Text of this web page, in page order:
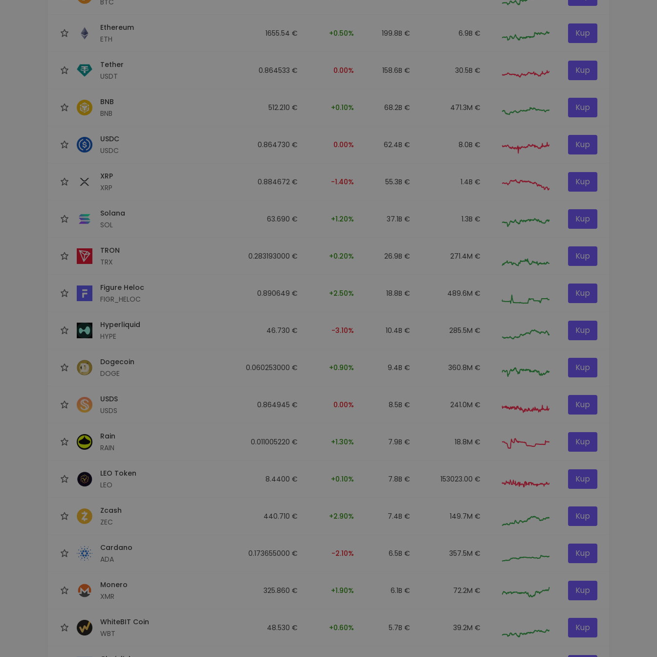
Ethereum
ETH
1655.54 € +0.50% 199.8B € 6.9B € Kup
Tether
USDT
0.864533 € 0.00% 158.6B € 30.5B € Kup
BNB
BNB
512.210 € +0.10% 68.2B € 471.3M € Kup
USDC
USDC
0.864730 € 0.00% 62.4B € 8.0B € Kup
XRP
XRP
0.884672 € -1.40% 55.3B € 1.4B € Kup
Solana
SOL
63.690 € +1.20% 37.1B € 1.3B € Kup
TRON
TRX
0.283193000 € +0.20% 26.9B € 271.4M € Kup
Figure Heloc
FIGR_HELOC
0.890649 € +2.50% 18.8B € 489.6M € Kup
Hyperliquid
HYPE
46.730 € -3.10% 10.4B € 285.5M € Kup
Dogecoin
DOGE
0.060253000 € +0.90% 9.4B € 360.8M € Kup
USDS
USDS
0.864945 € 0.00% 8.5B € 241.0M € Kup
Rain
RAIN
0.011005220 € +1.30% 7.9B € 18.8M € Kup
LEO Token
LEO
8.4400 € +0.10% 7.8B € 153023.00 € Kup
Zcash
ZEC
440.710 € +2.90% 7.4B € 149.7M € Kup
Cardano
ADA
0.173655000 € -2.10% 6.5B € 357.5M € Kup
Monero
XMR
325.860 € +1.90% 6.1B € 72.2M € Kup
WhiteBIT Coin
WBT
48.530 € +0.60% 5.7B € 39.2M € Kup